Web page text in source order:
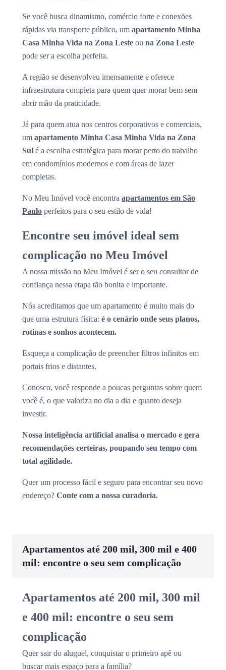
Se você busca dinamismo, comércio forte e conexões
rápidas via transporte público, um apartamento Minha
Casa Minha Vida na Zona Leste ou na Zona Leste
pode ser a escolha perfeita.
A região se desenvolveu imensamente e oferece
infraestrutura completa para quem quer morar bem sem
abrir mão da praticidade.
Já para quem atua nos centros corporativos e comerciais,
um apartamento Minha Casa Minha Vida na Zona
Sul é a escolha estratégica para morar perto do trabalho
em condomínios modernos e com áreas de lazer
completas.
No Meu Imóvel você encontra apartamentos em São
Paulo perfeitos para o seu estilo de vida!
Encontre seu imóvel ideal sem
complicação no Meu Imóvel
A nossa missão no Meu Imóvel é ser o seu consultor de
confiança nessa etapa tão bonita e importante.
Nós acreditamos que um apartamento é muito mais do
que uma estrutura física: é o cenário onde seus planos,
rotinas e sonhos acontecem.
Esqueça a complicação de preencher filtros infinitos em
portais frios e distantes.
Conosco, você responde a poucas perguntas sobre quem
você é, o que valoriza no dia a dia e quanto deseja
investir.
Nossa inteligência artificial analisa o mercado e gera
recomendações certeiras, poupando seu tempo com
total agilidade.
Quer um processo fácil e seguro para encontrar seu novo
endereço? Conte com a nossa curadoria.
Apartamentos até 200 mil, 300 mil e 400
mil: encontre o seu sem complicação
Apartamentos até 200 mil, 300 mil
e 400 mil: encontre o seu sem
complicação
Quer sair do aluguel, conquistar o primeiro apê ou
buscar mais espaço para a família?